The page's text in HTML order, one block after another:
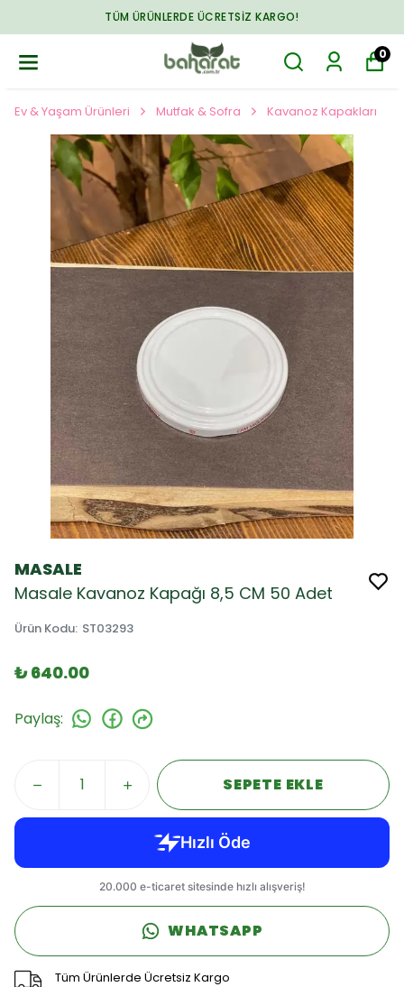
TÜM ÜRÜNLERDE ÜCRETSIZ KARGO!
0
Ev & Yaşam Ürünleri Mutfak & Sofra Kavanoz Kapakları
MASALE
Masale Kavanoz Kapağı 8,5 CM 50 Adet
Ürün Kodu: ST03293
₺ 640.00
Paylaş:
SEPETE EKLE
WHATSAPP
Tüm Ürünlerde Ücretsiz Kargo